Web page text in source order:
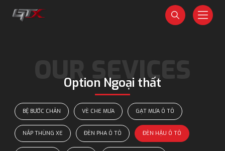
Option Ngoại thất
BỆ BƯỚC CHÂN VÈ CHE MƯA GẠT MƯA Ô TÔ
NẮP THÙNG XE ĐÈN PHA Ô TÔ ĐÈN HẬU Ô TÔ